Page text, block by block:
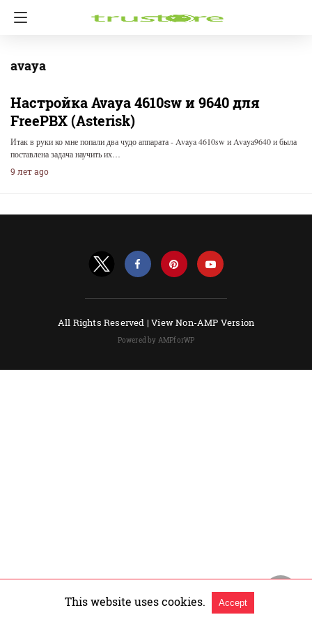
avaya
Настройка Avaya 4610sw и 9640 для
FreePBX (Asterisk)
Итак в руки ко мне попали два чудо аппарата - Avaya 4610sw и Avaya9640 и была
поставлена задача научить их…
9 лет ago
All Rights Reserved |View Non-AMP Version
Powered by AMPforWP
This website uses cookies. Accept